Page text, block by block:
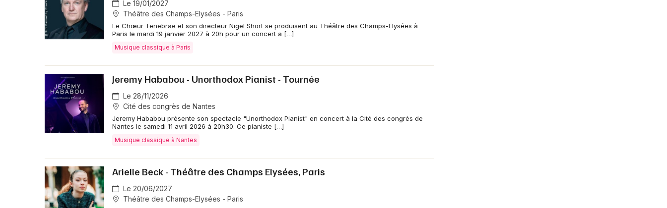
Le 19/01/2027
Théâtre des Champs-Elysées - Paris
Le Chœur Tenebrae et son directeur Nigel Short se produisent au Théâtre des Champs-Elysées à
Paris le mardi 19 janvier 2027 à 20h pour un concert a […]
Musique classique à Paris
Jeremy Hababou - Unorthodox Pianist - Tournée
Le 28/11/2026
Cité des congrès de Nantes
Jeremy Hababou présente son spectacle "Unorthodox Pianist" en concert à la Cité des congrès de
Nantes le samedi 11 avril 2026 à 20h30. Ce pianiste […]
Musique classique à Nantes
Arielle Beck - Théâtre des Champs Elysées, Paris
Le 20/06/2027
Théâtre des Champs-Elysées - Paris